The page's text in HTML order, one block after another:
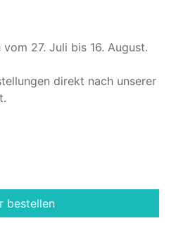
27. Juli bis 16. August.
direkt nach unserer
bestellen